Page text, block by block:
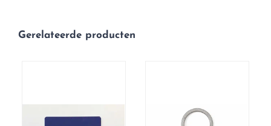
Gerelateerde producten